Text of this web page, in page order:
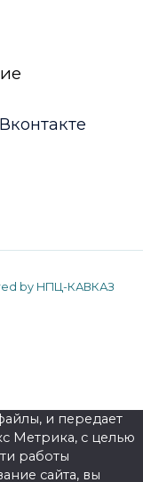
Вконтакте
by НПЦ-КАВКАЗ
и передает
Метрика, с целью
работы
сайта, вы